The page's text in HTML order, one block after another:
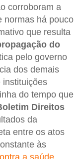
corroboram a
normas há pouco
que resulta
do
pelo governo
dos demais
instituições
do tempo que
Direitos
da
entre os atos
às
a saúde